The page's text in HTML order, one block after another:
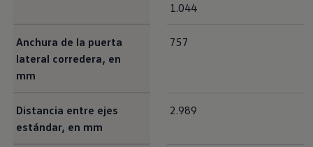
1.044
Anchura de la puerta
lateral corredera, en
mm
757
Distancia entre ejes
estándar, en mm
2.989